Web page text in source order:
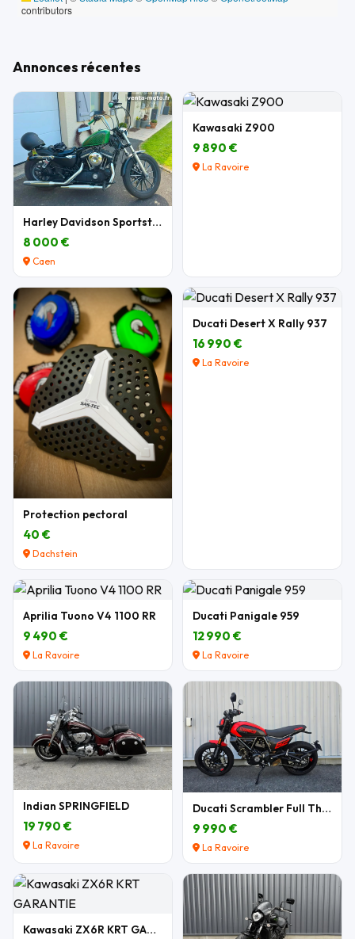
contributors
Annonces récentes
Harley Davidson Sportster 883 XL
8 000 €
Caen
Kawasaki Z900
9 890 €
La Ravoire
Protection pectoral
40 €
Dachstein
Ducati Desert X Rally 937
16 990 €
La Ravoire
Aprilia Tuono V4 1100 RR
9 490 €
La Ravoire
Ducati Panigale 959
12 990 €
La Ravoire
Indian SPRINGFIELD
19 790 €
La Ravoire
Ducati Scrambler Full Throttle 803 cm3
9 990 €
La Ravoire
Kawasaki ZX6R KRT GARANTIE